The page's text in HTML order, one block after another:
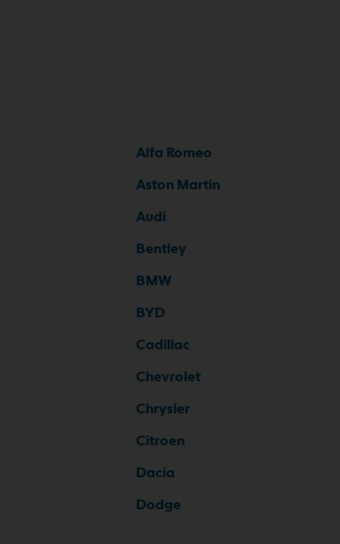
Alfa Romeo
Aston Martin
Audi
Bentley
BMW
BYD
Cadillac
Chevrolet
Chrysler
Citroen
Dacia
Dodge